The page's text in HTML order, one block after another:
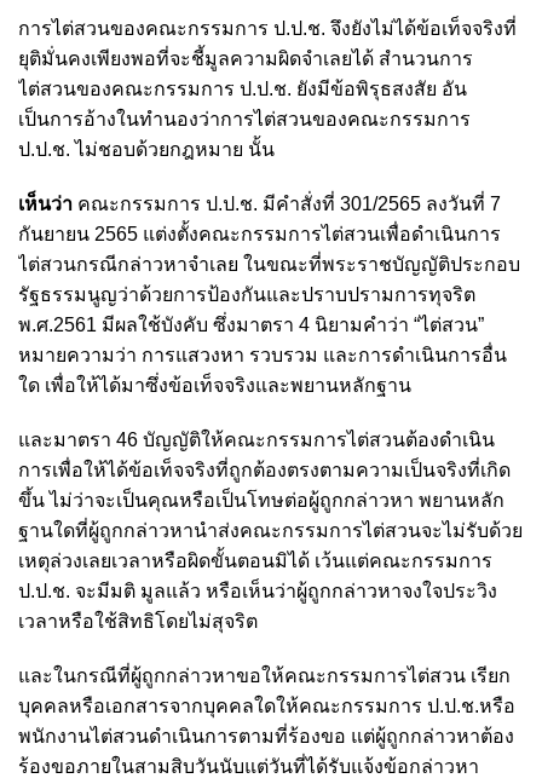
การไต่สวนของคณะกรรมการ ป.ป.ช. จึงยังไม่ได้ข้อเท็จจริงที่
ยุติมั่นคงเพียงพอที่จะชี้มูลความผิดจำเลยได้ สำนวนการ
ไต่สวนของคณะกรรมการ ป.ป.ช. ยังมีข้อพิรุธสงสัย อัน
เป็นการอ้างในทำนองว่าการไต่สวนของคณะกรรมการ
ป.ป.ช. ไม่ชอบด้วยกฎหมาย นั้น
เห็นว่า คณะกรรมการ ป.ป.ช. มีคำสั่งที่ 301/2565 ลงวันที่ 7
กันยายน 2565 แต่งตั้งคณะกรรมการไต่สวนเพื่อดำเนินการ
ไต่สวนกรณีกล่าวหาจำเลย ในขณะที่พระราชบัญญัติประกอบ
รัฐธรรมนูญว่าด้วยการป้องกันและปราบปรามการทุจริต
พ.ศ.2561 มีผลใช้บังคับ ซึ่งมาตรา 4 นิยามคำว่า “ไต่สวน”
หมายความว่า การแสวงหา รวบรวม และการดำเนินการอื่น
ใด เพื่อให้ได้มาซึ่งข้อเท็จจริงและพยานหลักฐาน
และมาตรา 46 บัญญัติให้คณะกรรมการไต่สวนต้องดำเนิน
การเพื่อให้ได้ข้อเท็จจริงที่ถูกต้องตรงตามความเป็นจริงที่เกิด
ขึ้น ไม่ว่าจะเป็นคุณหรือเป็นโทษต่อผู้ถูกกล่าวหา พยานหลัก
ฐานใดที่ผู้ถูกกล่าวหานำส่งคณะกรรมการไต่สวนจะไม่รับด้วย
เหตุล่วงเลยเวลาหรือผิดขั้นตอนมิได้ เว้นแต่คณะกรรมการ
ป.ป.ช. จะมีมติ มูลแล้ว หรือเห็นว่าผู้ถูกกล่าวหาจงใจประวิง
เวลาหรือใช้สิทธิโดยไม่สุจริต
และในกรณีที่ผู้ถูกกล่าวหาขอให้คณะกรรมการไต่สวน เรียก
บุคคลหรือเอกสารจากบุคคลใดให้คณะกรรมการ ป.ป.ช.หรือ
พนักงานไต่สวนดำเนินการตามที่ร้องขอ แต่ผู้ถูกกล่าวหาต้อง
ร้องขอภายในสามสิบวันนับแต่วันที่ได้รับแจ้งข้อกล่าวหา